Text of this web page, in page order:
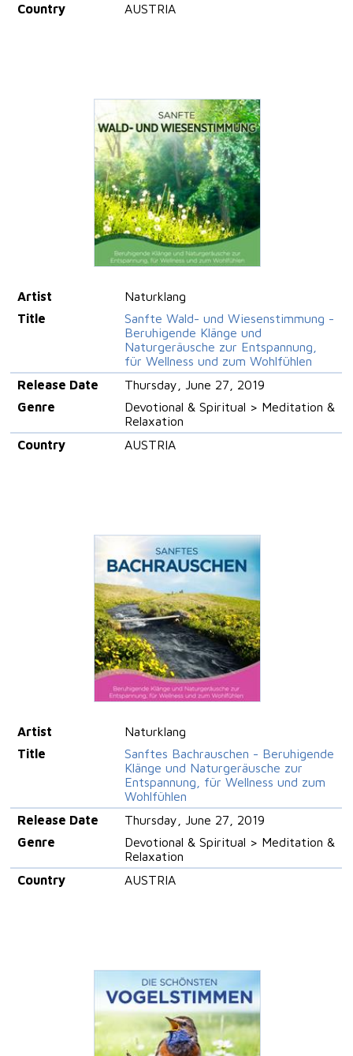
Country AUSTRIA
Artist
Naturklang
Title
Sanfte Wald- und Wiesenstimmung -
Beruhigende Klänge und
Naturgeräusche zur Entspannung,
für Wellness und zum Wohlfühlen
Release Date
Thursday, June 27, 2019
Genre
Devotional & Spiritual > Meditation &
Relaxation
Country
AUSTRIA
Artist
Naturklang
Title
Sanftes Bachrauschen - Beruhigende
Klänge und Naturgeräusche zur
Entspannung, für Wellness und zum
Wohlfühlen
Release Date
Thursday, June 27, 2019
Genre
Devotional & Spiritual > Meditation &
Relaxation
Country
AUSTRIA